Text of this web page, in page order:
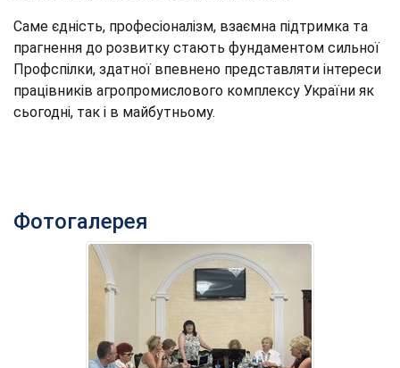
Саме єдність, професіоналізм, взаємна підтримка та
прагнення до розвитку стають фундаментом сильної
Профспілки, здатної впевнено представляти інтереси
працівників агропромислового комплексу України як
сьогодні, так і в майбутньому.
Фотогалерея